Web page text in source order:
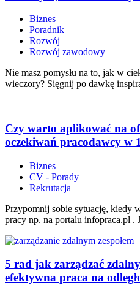
Biznes
Poradnik
Rozwój
Rozwój zawodowy
Nie masz pomysłu na to, jak w
wieczory? Sięgnij po dawkę
Czy warto aplikować na
oczekiwań pracodawcy w
Biznes
CV - Porady
Rekrutacja
Przypomnij sobie sytuację, kiedy
pracy np. na portalu infopraca.pl .
5 rad jak zarządzać
efektywna praca na